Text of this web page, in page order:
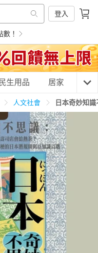
登入
！
養生保健 民生用品
運動休閒 親子玩具
化妝保養 情趣用品
民生用品 居家 3C
人文社會 日本奇妙知